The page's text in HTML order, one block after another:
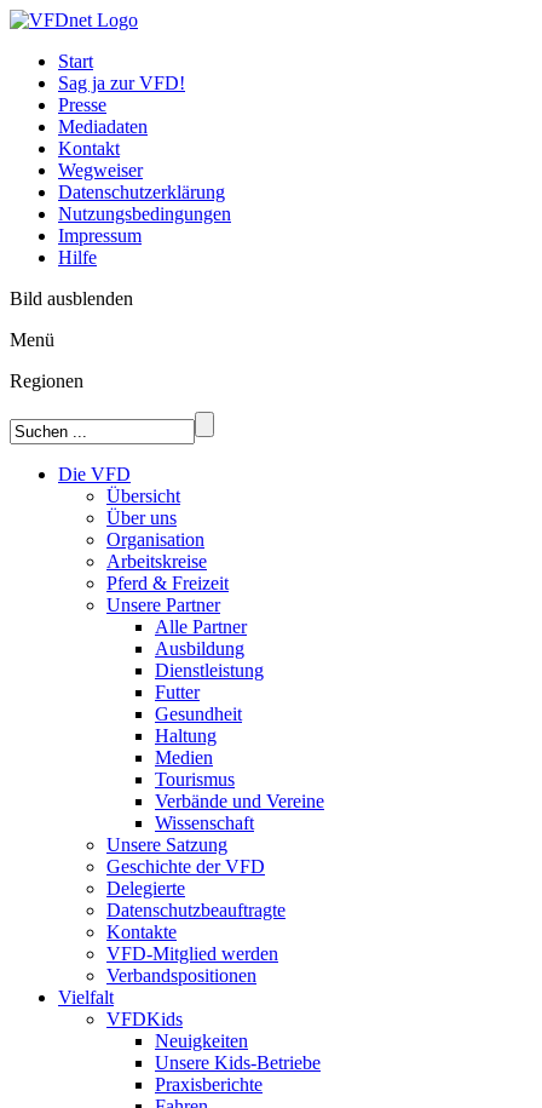
Start
Sag ja zur VFD!
Presse
Mediadaten
Kontakt
Wegweiser
Datenschutzerklärung
Nutzungsbedingungen
Impressum
Hilfe
Bild ausblenden
Menü
Regionen
Die VFD
Übersicht
Über uns
Organisation
Arbeitskreise
Pferd & Freizeit
Unsere Partner
Alle Partner
Ausbildung
Dienstleistung
Futter
Gesundheit
Haltung
Medien
Tourismus
Verbände und Vereine
Wissenschaft
Unsere Satzung
Geschichte der VFD
Delegierte
Datenschutzbeauftragte
Kontakte
VFD-Mitglied werden
Verbandspositionen
Vielfalt
VFDKids
Neuigkeiten
Unsere Kids-Betriebe
Praxisberichte